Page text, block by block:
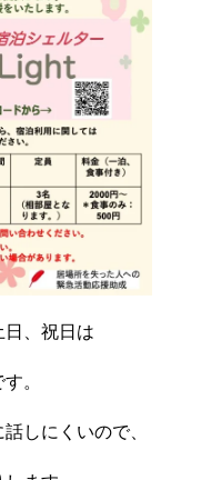
、祝日は
。
しにくいので、